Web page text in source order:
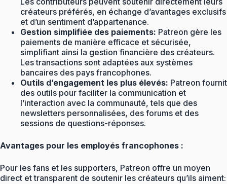
créateurs préférés, en échange d’avantages exclusifs
et d’un sentiment d’appartenance.
Gestion simplifiée des paiements: Patreon gère les
paiements de manière efficace et sécurisée,
simplifiant ainsi la gestion financière des créateurs.
Les transactions sont adaptées aux systèmes
bancaires des pays francophones.
Outils d’engagement les plus élevés: Patreon fournit
des outils pour faciliter la communication et
l’interaction avec la communauté, tels que des
newsletters personnalisées, des forums et des
sessions de questions-réponses.
Avantages pour les employés francophones :
Pour les fans et les supporters, Patreon offre un moyen
direct et transparent de soutenir les créateurs qu’ils aiment: